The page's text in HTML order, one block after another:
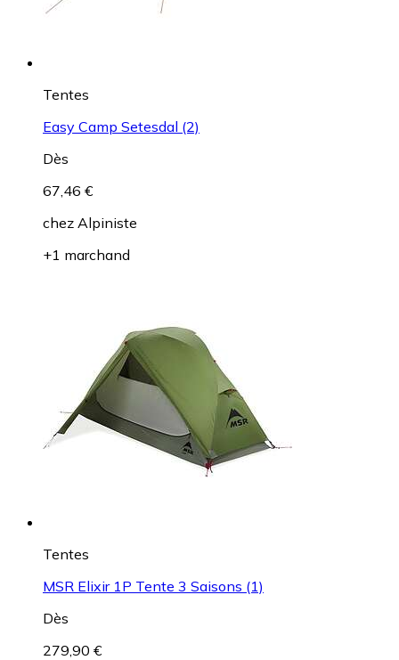
Tentes
Easy Camp Setesdal (2)
Dès
67,46 €
chez Alpiniste
+1 marchand
Tentes
MSR Elixir 1P Tente 3 Saisons (1)
Dès
279,90 €